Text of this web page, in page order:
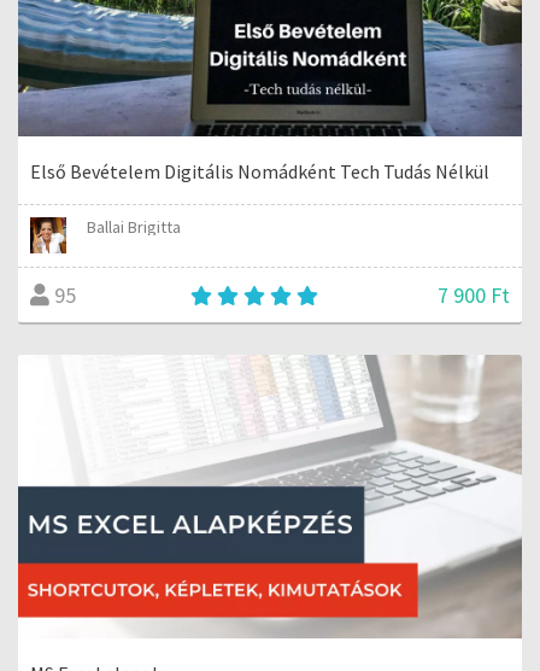
Első Bevételem Digitális Nomádként Tech Tudás Nélkül
Ballai Brigitta
95 7 900 Ft